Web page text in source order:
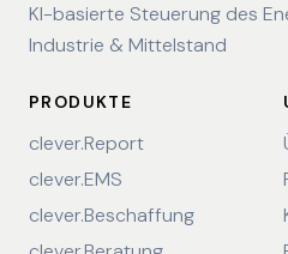
KI-basierte Steuerung des
Industrie & Mittelstand
PRODUKTE
clever.Report
clever.EMS
clever.Beschaffung